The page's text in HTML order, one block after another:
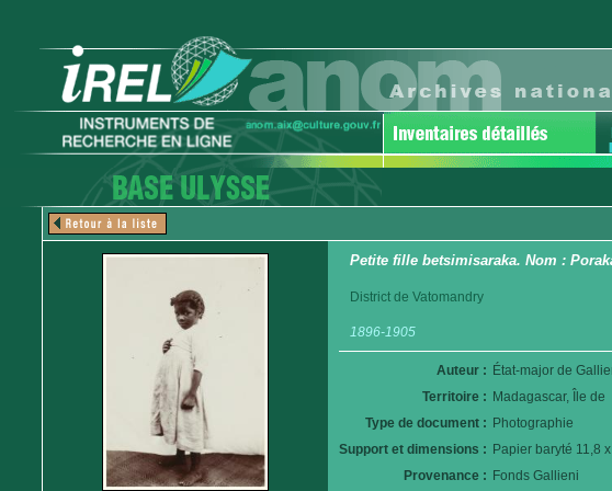
Petite fille betsimisaraka. Nom :
District de Vatomandry
1896-1905
Auteur : État-major de
Territoire : Madagascar, Île de
Type de document : Photographie
Support et dimensions : Papier baryté 11,8
Provenance : Fonds Gallieni